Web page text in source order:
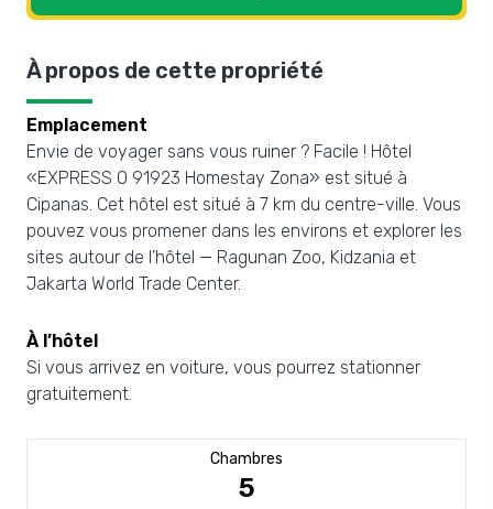
À propos de cette propriété
Emplacement
Envie de voyager sans vous ruiner ? Facile ! Hôtel
«EXPRESS O 91923 Homestay Zona» est situé à
Cipanas. Cet hôtel est situé à 7 km du centre-ville. Vous
pouvez vous promener dans les environs et explorer les
sites autour de l’hôtel — Ragunan Zoo, Kidzania et
Jakarta World Trade Center.
À l’hôtel
Si vous arrivez en voiture, vous pourrez stationner
gratuitement.
Chambres
5